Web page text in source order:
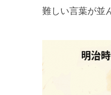
難しい言葉が並